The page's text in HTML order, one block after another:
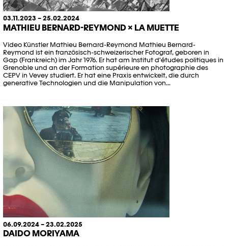
03.11.2023 – 25.02.2024
MATHIEU BERNARD-REYMOND × LA MUETTE
Video Künstler Mathieu Bernard-Reymond Mathieu Bernard-
Reymond ist ein französisch-schweizerischer Fotograf, geboren in
Gap (Frankreich) im Jahr 1976. Er hat am Institut d'études politiques in
Grenoble und an der Formation supérieure en photographie des
CEPV in Vevey studiert. Er hat eine Praxis entwickelt, die durch
generative Technologien und die Manipulation von...
06.09.2024 – 23.02.2025
DAIDO MORIYAMA